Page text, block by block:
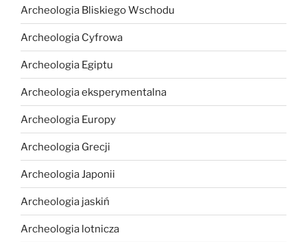
Archeologia Bliskiego Wschodu
Archeologia Cyfrowa
Archeologia Egiptu
Archeologia eksperymentalna
Archeologia Europy
Archeologia Grecji
Archeologia Japonii
Archeologia jaskiń
Archeologia lotnicza